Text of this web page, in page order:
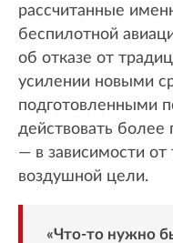
рассчитанные
беспилотной
об отказе от
усилении новыми
подготовленными
действовать более
— в зависимости от
воздушной цели.
«Что-то нужно